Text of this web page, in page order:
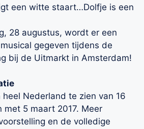
een witte staart…Dolfje is een
28 augustus, wordt er een
gegeven tijdens de
bij de Uitmarkt in Amsterdam!
Nederland te zien van 16
5 maart 2017. Meer
en de volledige